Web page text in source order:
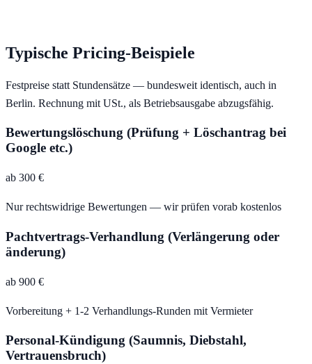
Typische Pricing-Beispiele
Festpreise statt Stundensätze — bundesweit identisch, auch in
Berlin. Rechnung mit USt., als Betriebsausgabe abzugsfähig.
Bewertungslöschung (Prüfung + Löschantrag bei
Google etc.)
ab 300 €
Nur rechtswidrige Bewertungen — wir prüfen vorab kostenlos
Pachtvertrags-Verhandlung (Verlängerung oder
änderung)
ab 900 €
Vorbereitung + 1-2 Verhandlungs-Runden mit Vermieter
Personal-Kündigung (Saumnis, Diebstahl,
Vertrauensbruch)